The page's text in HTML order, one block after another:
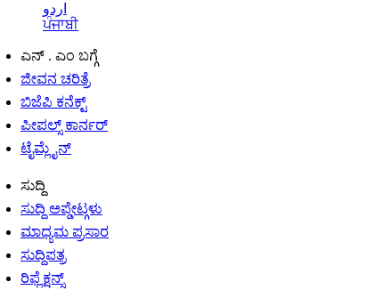
اردو
ਪੰਜਾਬੀ
ಎನ್ . ಎಂ ಬಗ್ಗೆ
ಜೀವನ ಚರಿತ್ರೆ
ಬಿಜೆಪಿ ಕನೆಕ್ಟ್
ಪೀಪಲ್ಸ್ ಕಾರ್ನರ್
ಟೈಮ್ಲೈನ್
ಸುದ್ದಿ
ಸುದ್ದಿ ಅಪ್ಡೇಟ್ಗಳು
ಮಾಧ್ಯಮ ಪ್ರಸಾರ
ಸುದ್ದಿಪತ್ರ
ರಿಫ್ಲೆಕ್ಷನ್ಸ್